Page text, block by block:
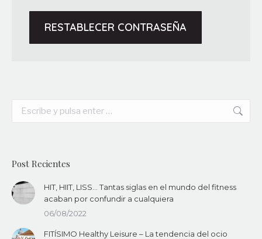
RESTABLECER CONTRASEÑA
Post Recientes
HIT, HIIT, LISS… Tantas siglas en el mundo del fitness
acaban por confundir a cualquiera
06/08/2022
FITÍSIMO Healthy Leisure – La tendencia del ocio